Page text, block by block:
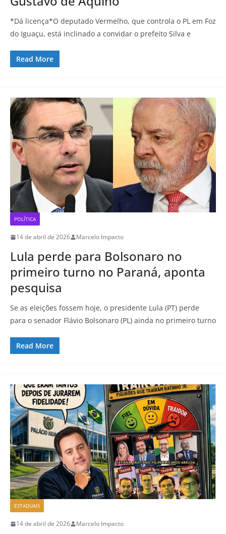
*Dá licença*O deputado Vermelho, que controla o PL em Foz
do Iguaçu, está inclinado a convidar o prefeito Silva e
Read More
POLÍTICA
14 de abril de 2026 Marcelo Impacto
Lula perde para Bolsonaro no
primeiro turno no Paraná, aponta
pesquisa
Se as eleições fossem hoje, o presidente Lula (PT) perde
para o senador Flávio Bolsonaro (PL) ainda no primeiro turno
Read More
ESTADUAIS
14 de abril de 2026 Marcelo Impacto